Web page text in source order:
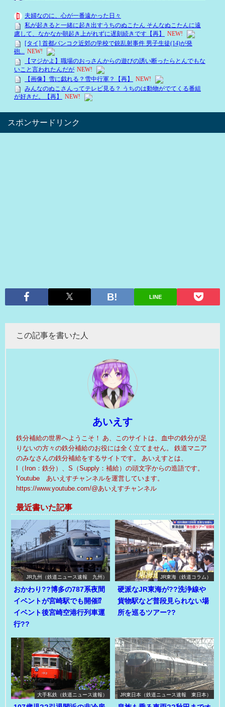
スポンサードリンク
LINE
この記事を書いた人
あいえす
鉄分補給の世界へようこそ！ あ、このサイトは、血中の鉄分が足
りないの方々の鉄分補給のお役には全く立てません。 鉄道マニア
のみなさんの鉄分補給をするサイトです。 あいえすとは、
I（Iron：鉄分）、S（Supply：補給）の頭文字からの造語です。
Youtube あいえすチャンネルを運営しています。
https://www.youtube.com/@あいえすチャンネル
最近書いた記事
JR九州（鉄道ニュース速報 九州）
おかわり??博多の787系夜間
イベントが宮崎駅でも開催⁉
イベント後宮崎空港行列車運
行??
JR東海（鉄道コラム）
硬派なJR東海が??洗浄線や
貨物駅など普段見られない場
所を巡るツアー??
大手私鉄（鉄道ニュース速報） JR東日本（鉄道ニュース速報 東日本）